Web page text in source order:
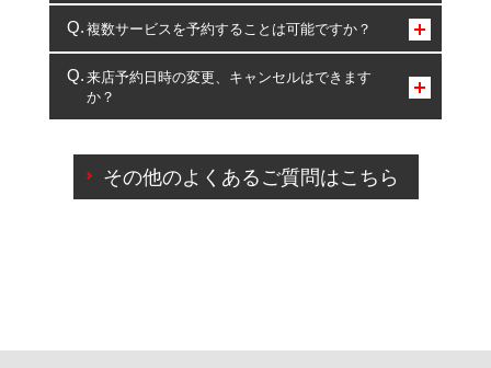
コクピット・タイヤ館のみとなります。
複数サービスを予約することは可能ですか？
複数サービスのご予約は可能です。
一部の商品・サービスの組み合わせに限り、同時にご予約が
出来ないものもございます。
来店予約日時の変更、キャンセルはできます
か？
ご来店予約日の3営業日前を過ぎている場合のご予約
の日時変更につきましては、直接ご予約の店舗まで
その他のよくあるご質問はこちら